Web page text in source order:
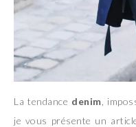
La tendance denim ,
je vous présente un